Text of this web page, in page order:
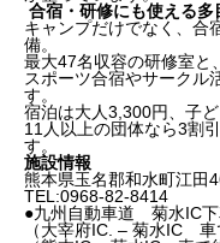
合宿・研修にも使える多
キャンプだけでなく、合
備。
最大47名収容の研修室と
スポーツ合宿やサークル
す。
宿泊は大人3,300円、子ど
11人以上の団体なら3割
す。
施設情報
熊本県玉名郡和水町江田
TEL:0968-82-8414
●九州自動車道 菊水IC
（大宰府IC. – 菊水IC 車